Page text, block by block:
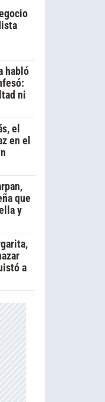
habló
ni
el
en el
que
y
a